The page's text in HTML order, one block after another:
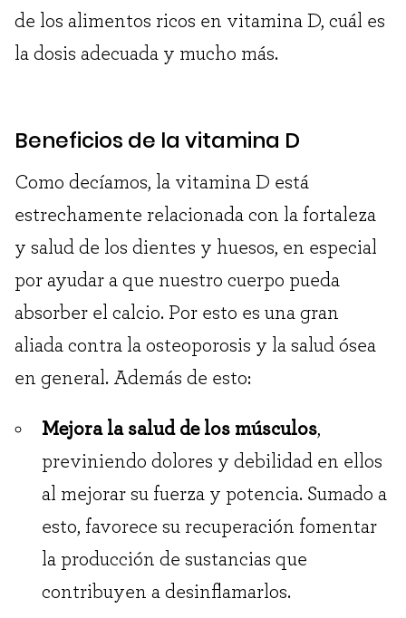
de los alimentos ricos en vitamina D, cuál es
la dosis adecuada y mucho más.
Beneficios de la vitamina D
Como decíamos, la vitamina D está
estrechamente relacionada con la fortaleza
y salud de los dientes y huesos, en especial
por ayudar a que nuestro cuerpo pueda
absorber el calcio. Por esto es una gran
aliada contra la osteoporosis y la salud ósea
en general. Además de esto:
Mejora la salud de los músculos,
previniendo dolores y debilidad en ellos
al mejorar su fuerza y potencia. Sumado a
esto, favorece su recuperación fomentar
la producción de sustancias que
contribuyen a desinflamarlos.